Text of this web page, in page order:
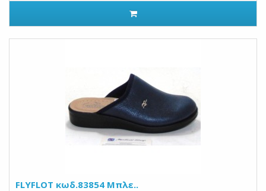
FLYFLOT κωδ.83854 Μπλε..